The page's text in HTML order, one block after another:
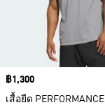
Price
฿1,300
เสื้อยืด PERFORMANCE